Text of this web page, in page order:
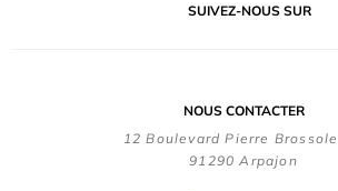
SUIVEZ-NOUS SUR
NOUS CONTACTER
12 Boulevard Pierre
91290 Arpajon